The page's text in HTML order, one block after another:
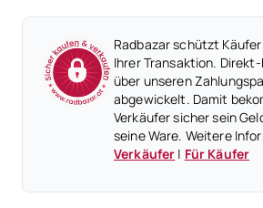
Radbazar schützt
Ihrer Transaktion.
über unseren
abgewickelt. Damit
Verkäufer sicher sein
seine Ware. Weitere
Verkäufer | Für Käufer